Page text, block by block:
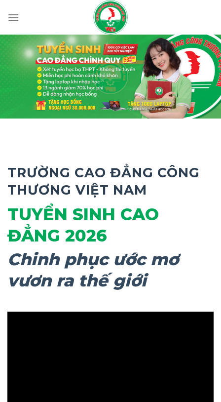
content
TRƯỜNG CAO ĐẲNG CÔNG
THƯƠNG VIỆT NAM
TUYỂN SINH CAO
ĐẲNG 2026
Chinh phục ước mơ
vươn ra thế giới